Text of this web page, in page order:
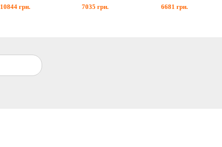
10844 грн. 7035 грн. 6681 грн.